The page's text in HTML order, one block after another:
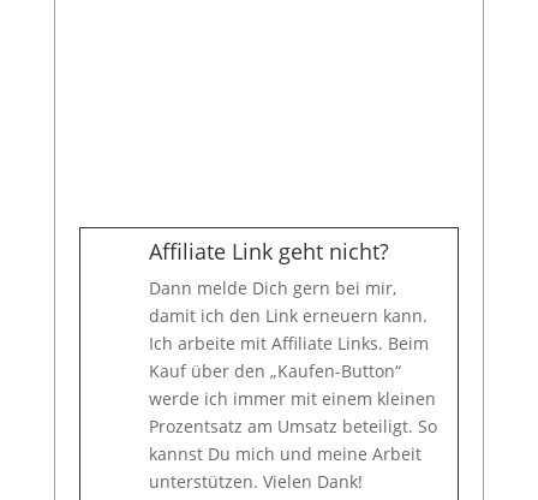
Affiliate Link geht nicht?
Dann melde Dich gern bei mir,
damit ich den Link erneuern kann.
Ich arbeite mit Affiliate Links. Beim
Kauf über den „Kaufen-Button“
werde ich immer mit einem kleinen
Prozentsatz am Umsatz beteiligt. So
kannst Du mich und meine Arbeit
unterstützen. Vielen Dank!